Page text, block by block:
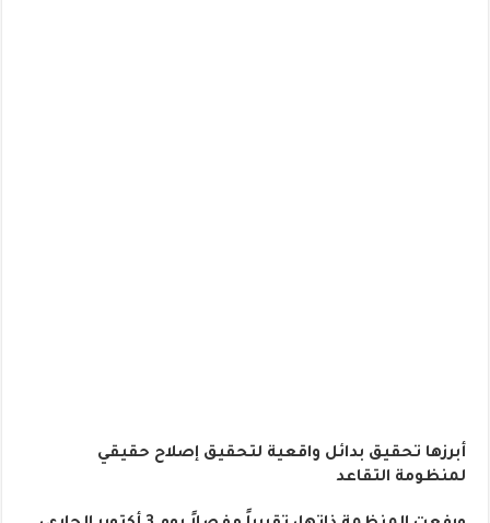
أبرزها تحقيق بدائل واقعية لتحقيق إصلاح حقيقي
لمنظومة التقاعد